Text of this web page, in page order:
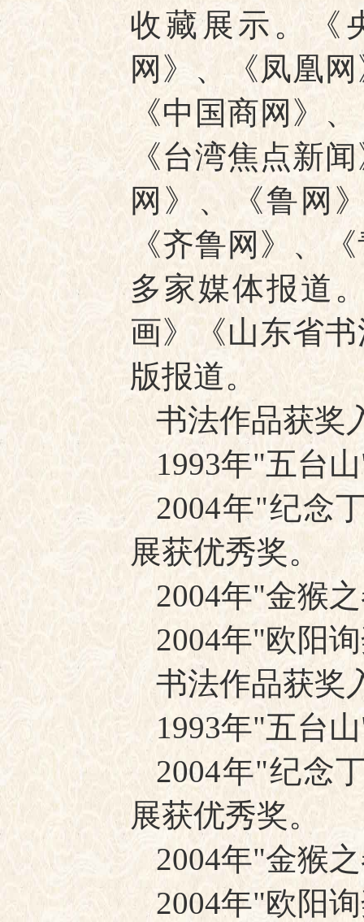
收藏展示。《
网》、《凤凰
《中国商网》
《台湾焦点新
网》、《鲁网
《齐鲁网》、
多家媒体报道
画》《山东省
版报道。
书法作品获奖
1993年"五台
2004年"纪念
展获优秀奖。
2004年"金猴
2004年"欧阳
书法作品获奖
1993年"五台
2004年"纪念
展获优秀奖。
2004年"金猴
2004年"欧阳